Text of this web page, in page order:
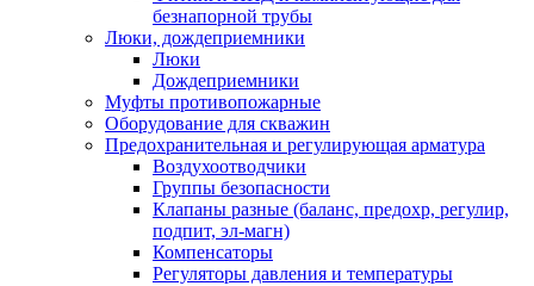
безнапорной трубы
Люки, дождеприемники
Люки
Дождеприемники
Муфты противопожарные
Оборудование для скважин
Предохранительная и регулирующая арматура
Воздухоотводчики
Группы безопасности
Клапаны разные (баланс, предохр, регулир,
подпит, эл-магн)
Компенсаторы
Регуляторы давления и температуры